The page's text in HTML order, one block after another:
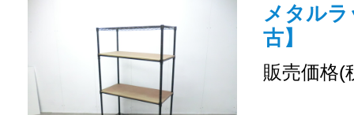
メタル
古】
販売価格(